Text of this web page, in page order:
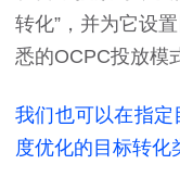
转化”，并为它设
悉的OCPC投放模
我们也可以在指
度优化的目标转化